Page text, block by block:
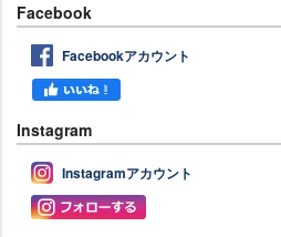
Facebook
Facebookアカウント
Instagram
Instagramアカウント